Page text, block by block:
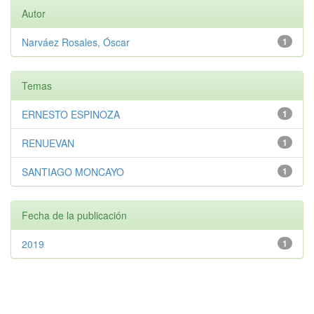
Autor
1
Narváez Rosales, Óscar
Temas
1
ERNESTO ESPINOZA
1
RENUEVAN
1
SANTIAGO MONCAYO
Fecha de la publicación
1
2019